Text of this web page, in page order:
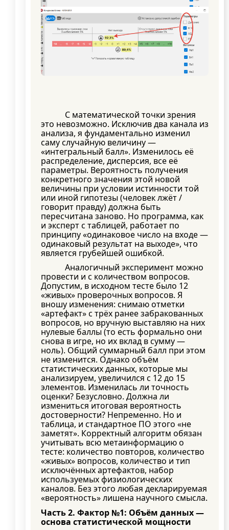
С математической точки зрения
это невозможно. Исключив два канала из
анализа, я фундаментально изменил
саму случайную величину —
«интегральный балл». Изменилось её
распределение, дисперсия, все её
параметры. Вероятность получения
конкретного значения этой новой
величины при условии истинности той
или иной гипотезы (человек лжёт /
говорит правду) должна быть
пересчитана заново. Но программа, как
и эксперт с таблицей, работает по
принципу «одинаковое число на входе —
одинаковый результат на выходе», что
является грубейшей ошибкой.
Аналогичный эксперимент можно
провести и с количеством вопросов.
Допустим, в исходном тесте было 12
«живых» проверочных вопросов. Я
вношу изменения: снимаю отметки
«артефакт» с трёх ранее забракованных
вопросов, но вручную выставляю на них
нулевые баллы (то есть формально они
снова в игре, но их вклад в сумму —
ноль). Общий суммарный балл при этом
не изменится. Однако объём
статистических данных, которые мы
анализируем, увеличился с 12 до 15
элементов. Изменилась ли точность
оценки? Безусловно. Должна ли
измениться итоговая вероятность
достоверности? Непременно. Но и
таблица, и стандартное ПО этого «не
заметят». Корректный алгоритм обязан
учитывать всю метаинформацию о
тесте: количество повторов, количество
«живых» вопросов, количество и тип
исключённых артефактов, набор
используемых физиологических
каналов. Без этого любая декларируемая
«вероятность» лишена научного смысла.
Часть 2. Фактор №1: Объём данных —
основа статистической мощности